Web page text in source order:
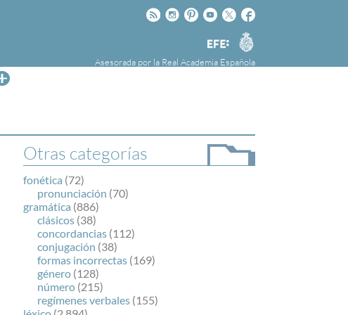
Facebook
Twitter
Youtube
Pinteres
Instagram
Rss
Agencia
EFE
Asesorada por la Real Academia Española
la Agencia Efe y la Real Academia Española,
cuyo objetivo es colaborar con el buen uso del
español en los medios de comunicación y en
Internet.
Otras categorías
fonética (72)
pronunciación (70)
gramática (886)
clásicos (38)
concordancias (112)
conjugación (38)
formas incorrectas (169)
género (128)
número (215)
regímenes verbales (155)